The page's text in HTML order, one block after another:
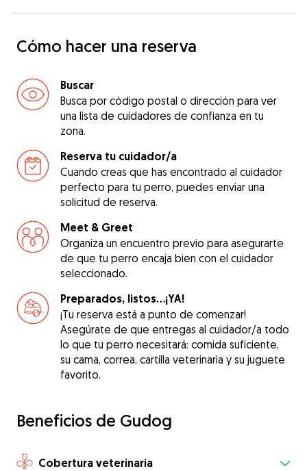
Cómo hacer una reserva
Buscar
Busca por código postal o dirección para ver
una lista de cuidadores de confianza en tu
zona.
Reserva tu cuidador/a
Cuando creas que has encontrado al cuidador
perfecto para tu perro, puedes enviar una
solicitud de reserva.
Meet & Greet
Organiza un encuentro previo para asegurarte
de que tu perro encaja bien con el cuidador
seleccionado.
Preparados, listos...¡YA!
¡Tu reserva está a punto de comenzar!
Asegúrate de que entregas al cuidador/a todo
lo que tu perro necesitará: comida suficiente,
su cama, correa, cartilla veterinaria y su juguete
favorito.
Beneficios de Gudog
Cobertura veterinaria